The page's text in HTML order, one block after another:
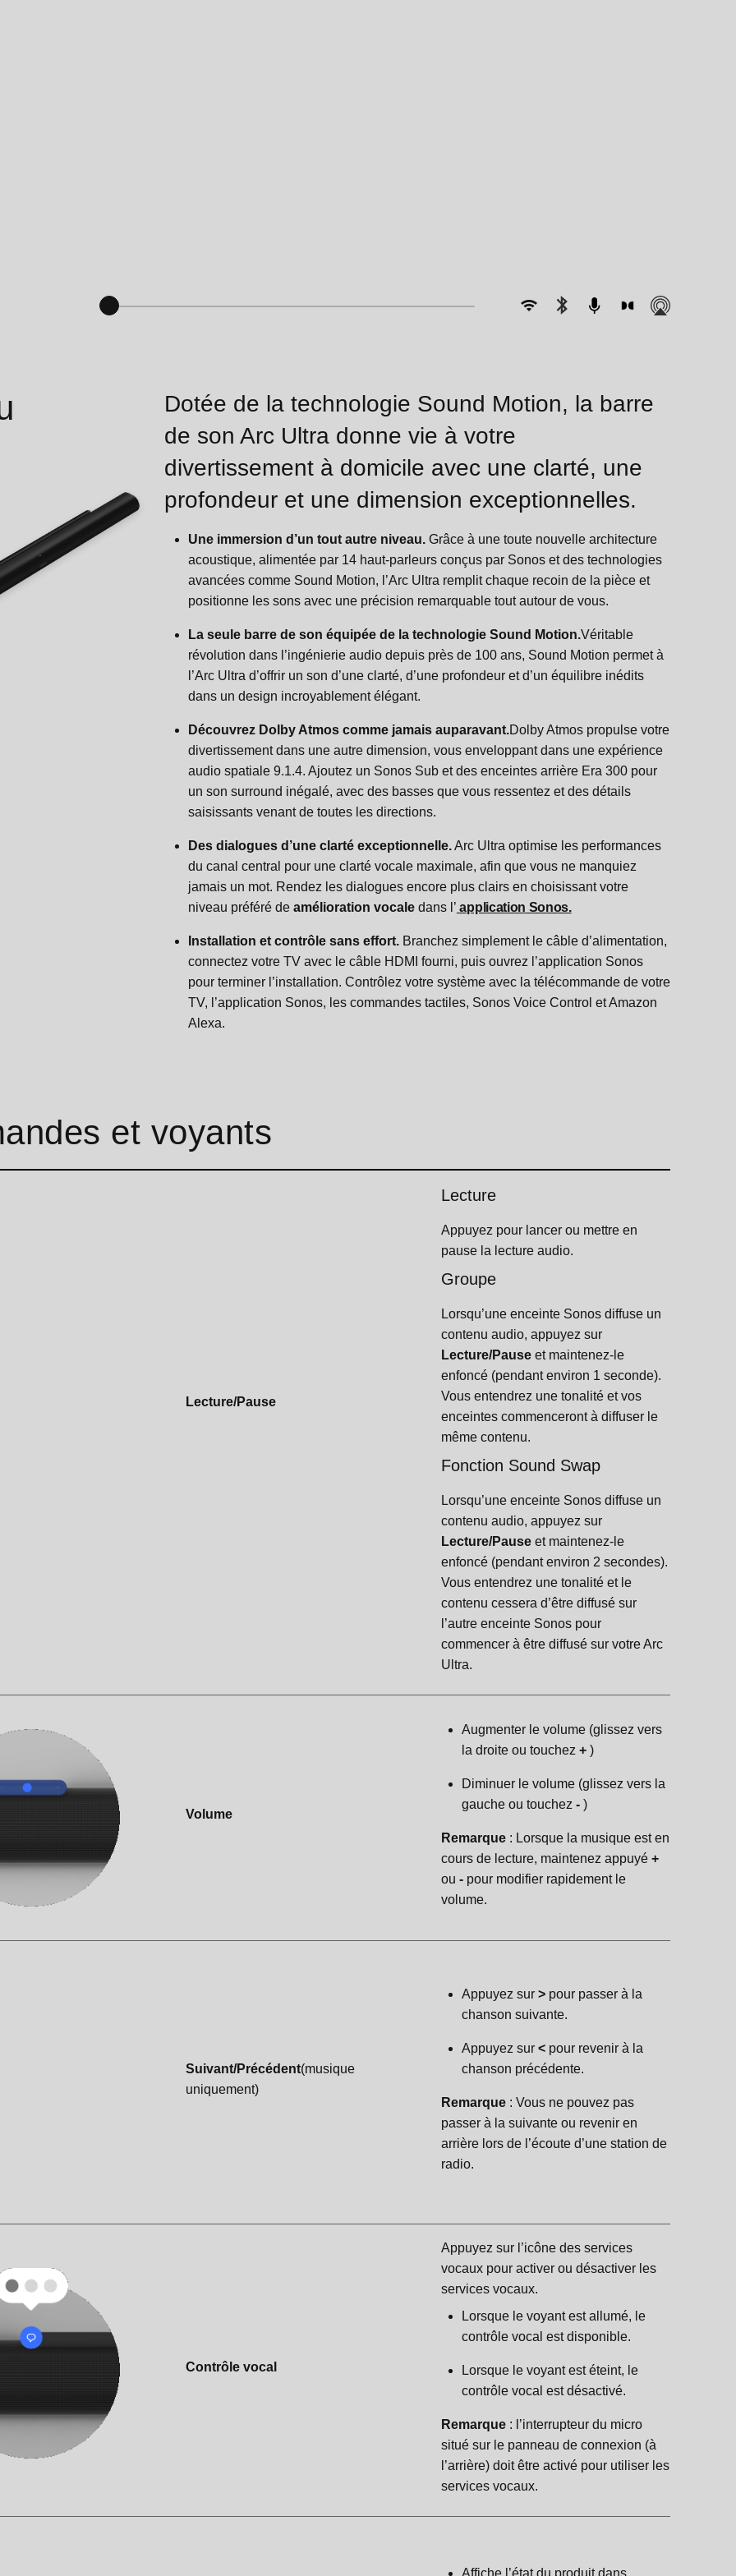
Dotée de la technologie Sound Motion, la barre
de son Arc Ultra donne vie à votre
divertissement à domicile avec une clarté, une
profondeur et une dimension exceptionnelles.
Une immersion d’un tout autre niveau.Grâce à une toute nouvelle architecture
acoustique, alimentée par 14 haut-parleurs conçus par Sonos et des technologies
avancées comme Sound Motion, l’Arc Ultra remplit chaque recoin de la pièce et
positionne les sons avec une précision remarquable tout autour de vous.
La seule barre de son équipée de la technologie Sound Motion.Véritable
révolution dans l’ingénierie audio depuis près de 100 ans, Sound Motion permet à
l’Arc Ultra d’offrir un son d’une clarté, d’une profondeur et d’un équilibre inédits
dans un design incroyablement élégant.
Découvrez Dolby Atmos comme jamais auparavant.Dolby Atmos propulse votre
divertissement dans une autre dimension, vous enveloppant dans une expérience
audio spatiale 9.1.4. Ajoutez un Sonos Sub et des enceintes arrière Era 300 pour
un son surround inégalé, avec des basses que vous ressentez et des détails
saisissants venant de toutes les directions.
Des dialogues d’une clarté exceptionnelle.Arc Ultra optimise les performances
du canal central pour une clarté vocale maximale, afin que vous ne manquiez
jamais un mot. Rendez les dialogues encore plus clairs en choisissant votre
niveau préféré deamélioration vocaledans l’ application Sonos.
Installation et contrôle sans effort.Branchez simplement le câble d’alimentation,
connectez votre TV avec le câble HDMI fourni, puis ouvrez l’application Sonos
pour terminer l’installation. Contrôlez votre système avec la télécommande de votre
TV, l’application Sonos, les commandes tactiles, Sonos Voice Control et Amazon
Alexa.
et voyants
Lecture/Pause
Lecture
Appuyez pour lancer ou mettre en
pause la lecture audio.
Groupe
Lorsqu’une enceinte Sonos diffuse un
contenu audio, appuyez sur
Lecture/Pause et maintenez-le
enfoncé (pendant environ 1 seconde).
Vous entendrez une tonalité et vos
enceintes commenceront à diffuser le
même contenu.
Fonction Sound Swap
Lorsqu’une enceinte Sonos diffuse un
contenu audio, appuyez sur
Lecture/Pause et maintenez-le
enfoncé (pendant environ 2 secondes).
Vous entendrez une tonalité et le
contenu cessera d’être diffusé sur
l’autre enceinte Sonos pour
commencer à être diffusé sur votre Arc
Ultra.
Volume
Augmenter le volume (glissez vers
la droite ou touchez + )
Diminuer le volume (glissez vers la
gauche ou touchez - )
Remarque : Lorsque la musique est en
cours de lecture, maintenez appuyé +
ou - pour modifier rapidement le
volume.
Suivant/Précédent(musique
uniquement)
Appuyez sur > pour passer à la
chanson suivante.
Appuyez sur < pour revenir à la
chanson précédente.
Remarque : Vous ne pouvez pas
passer à la suivante ou revenir en
arrière lors de l’écoute d’une station de
radio.
Contrôle vocal
Appuyez sur l’icône des services
vocaux pour activer ou désactiver les
services vocaux.
Lorsque le voyant est allumé, le
contrôle vocal est disponible.
Lorsque le voyant est éteint, le
contrôle vocal est désactivé.
Remarque : l’interrupteur du micro
situé sur le panneau de connexion (à
l’arrière) doit être activé pour utiliser les
services vocaux.